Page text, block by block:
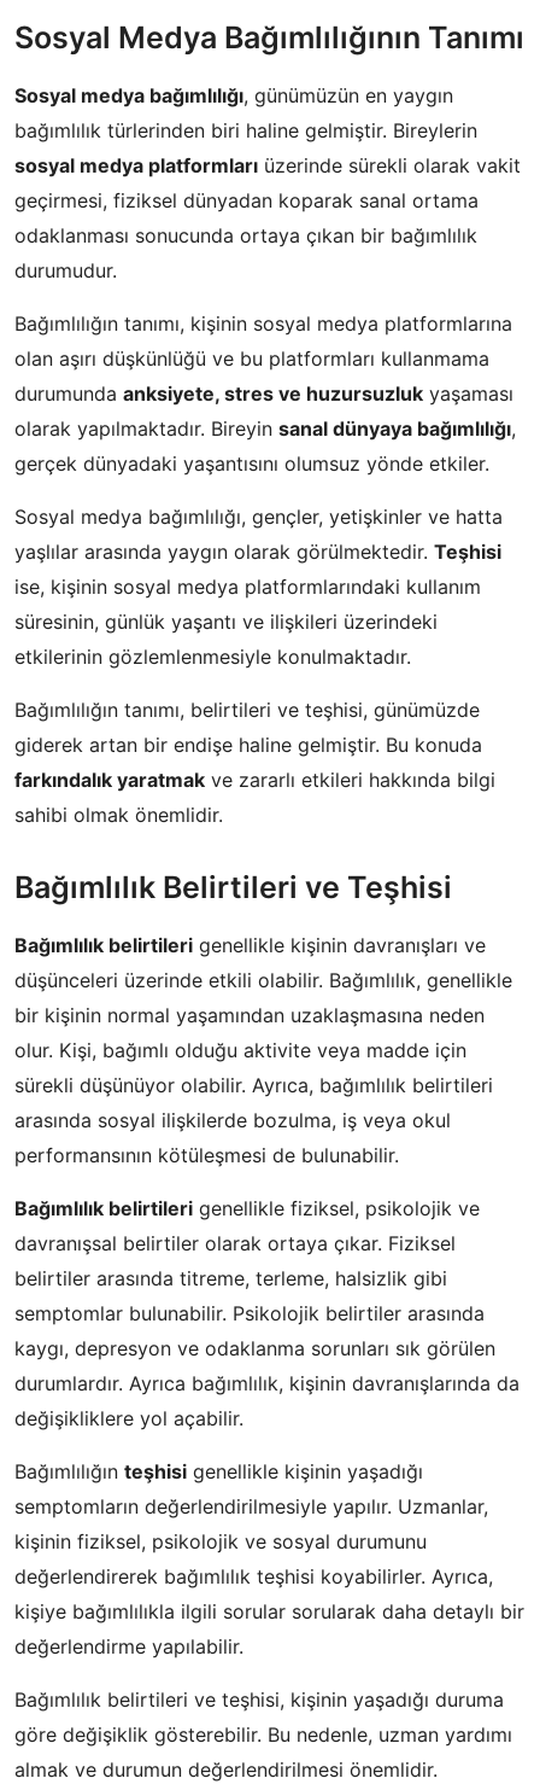
Sosyal Medya Bağımlılığının Tanımı
Sosyal medya bağımlılığı, günümüzün en yaygın
bağımlılık türlerinden biri haline gelmiştir. Bireylerin
sosyal medya platformları üzerinde sürekli olarak vakit
geçirmesi, fiziksel dünyadan koparak sanal ortama
odaklanması sonucunda ortaya çıkan bir bağımlılık
durumudur.
Bağımlılığın tanımı, kişinin sosyal medya platformlarına
olan aşırı düşkünlüğü ve bu platformları kullanmama
durumunda anksiyete, stres ve huzursuzluk yaşaması
olarak yapılmaktadır. Bireyin sanal dünyaya bağımlılığı,
gerçek dünyadaki yaşantısını olumsuz yönde etkiler.
Sosyal medya bağımlılığı, gençler, yetişkinler ve hatta
yaşlılar arasında yaygın olarak görülmektedir. Teşhisi
ise, kişinin sosyal medya platformlarındaki kullanım
süresinin, günlük yaşantı ve ilişkileri üzerindeki
etkilerinin gözlemlenmesiyle konulmaktadır.
Bağımlılığın tanımı, belirtileri ve teşhisi, günümüzde
giderek artan bir endişe haline gelmiştir. Bu konuda
farkındalık yaratmak ve zararlı etkileri hakkında bilgi
sahibi olmak önemlidir.
Bağımlılık Belirtileri ve Teşhisi
Bağımlılık belirtileri genellikle kişinin davranışları ve
düşünceleri üzerinde etkili olabilir. Bağımlılık, genellikle
bir kişinin normal yaşamından uzaklaşmasına neden
olur. Kişi, bağımlı olduğu aktivite veya madde için
sürekli düşünüyor olabilir. Ayrıca, bağımlılık belirtileri
arasında sosyal ilişkilerde bozulma, iş veya okul
performansının kötüleşmesi de bulunabilir.
Bağımlılık belirtileri genellikle fiziksel, psikolojik ve
davranışsal belirtiler olarak ortaya çıkar. Fiziksel
belirtiler arasında titreme, terleme, halsizlik gibi
semptomlar bulunabilir. Psikolojik belirtiler arasında
kaygı, depresyon ve odaklanma sorunları sık görülen
durumlardır. Ayrıca bağımlılık, kişinin davranışlarında da
değişikliklere yol açabilir.
Bağımlılığın teşhisi genellikle kişinin yaşadığı
semptomların değerlendirilmesiyle yapılır. Uzmanlar,
kişinin fiziksel, psikolojik ve sosyal durumunu
değerlendirerek bağımlılık teşhisi koyabilirler. Ayrıca,
kişiye bağımlılıkla ilgili sorular sorularak daha detaylı bir
değerlendirme yapılabilir.
Bağımlılık belirtileri ve teşhisi, kişinin yaşadığı duruma
göre değişiklik gösterebilir. Bu nedenle, uzman yardımı
almak ve durumun değerlendirilmesi önemlidir.